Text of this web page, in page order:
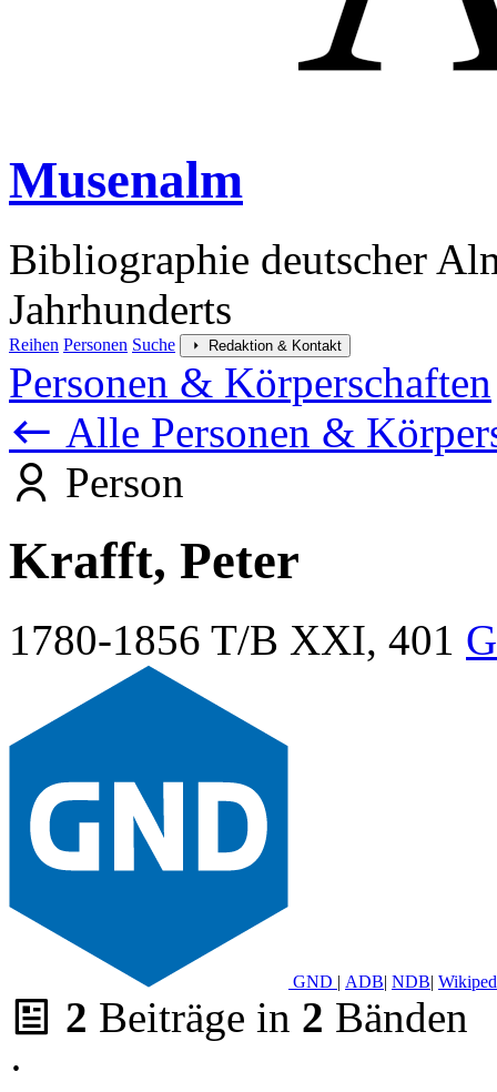
Musenalm
Bibliographie deutscher
Jahrhunderts
Reihen Personen Suche Redaktion & Kontakt
Personen & Körperschaften
Alle Personen &
Person
Krafft, Peter
1780-1856 T/B XXI, 401
GND | ADB| NDB|
2 Beiträge in 2 Bänden
·